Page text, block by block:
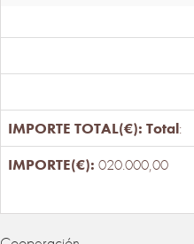
Total:
020.000,00